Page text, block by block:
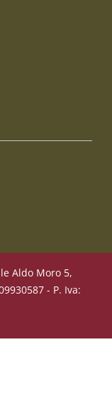
Aldo Moro 5,
- P. Iva: